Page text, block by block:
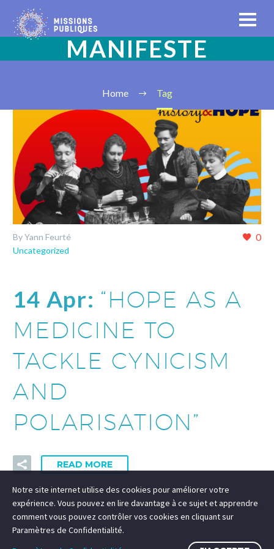
MANIFESTE
Home Tag
0
By Yann Feurté
Uncategorized
14 Apr: “HOPE AS A
MEDICINE TO
TACKLE CYNICISM
AND
POLARISATION”
READ MORE
Notre site internet utilise des cookies pour améliorer votre
expérience. Vous pouvez en lire davantage à ce sujet et apprendre
comment vous pouvez contrôler vos cookies en cliquant sur
Paramètres de Confidentialité.